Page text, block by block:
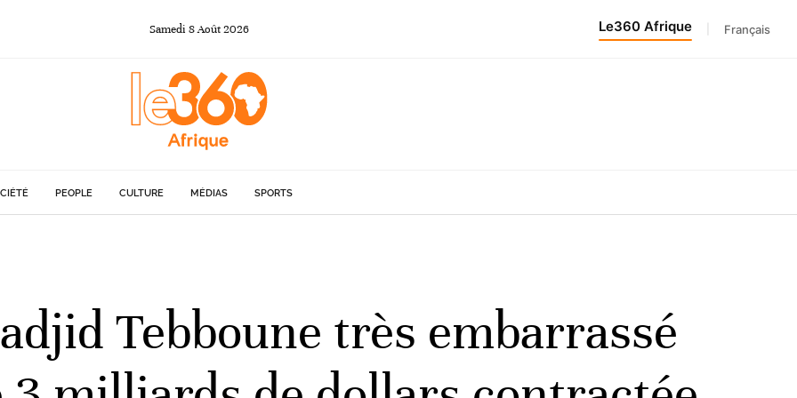
Samedi 8Août2026 Le360 Afrique Français
PEOPLE CULTURE MÉDIAS SPORTS
Tebboune très embarrassé